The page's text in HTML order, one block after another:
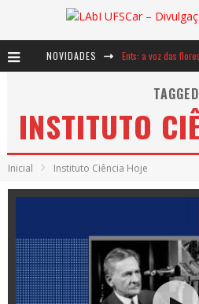
NOVIDADES Ents: a voz das
TAGGED
INSTITUTO
Inicial Instituto Ciência Hoje